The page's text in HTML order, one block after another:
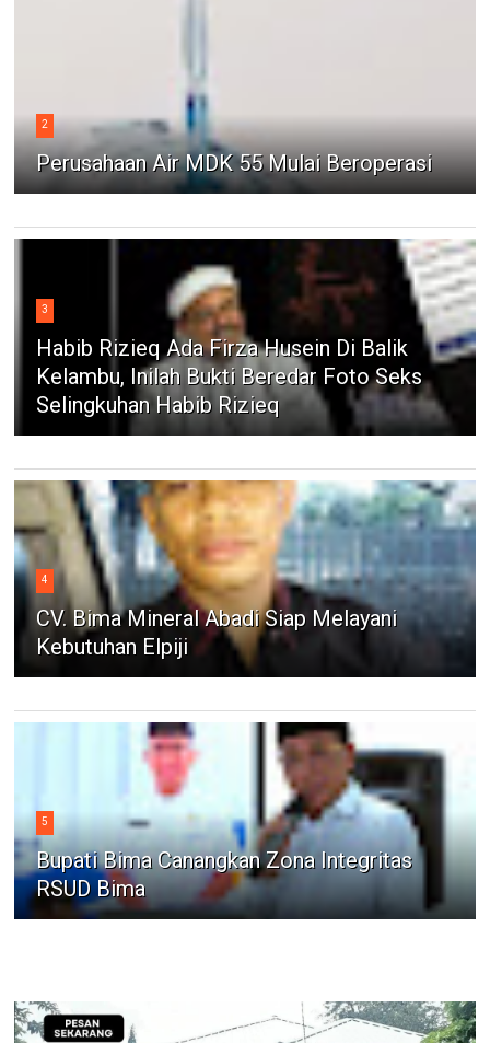
2
Perusahaan Air MDK 55 Mulai Beroperasi
3
Habib Rizieq Ada Firza Husein Di Balik
Kelambu, Inilah Bukti Beredar Foto Seks
Selingkuhan Habib Rizieq
4
CV. Bima Mineral Abadi Siap Melayani
Kebutuhan Elpiji
5
Bupati Bima Canangkan Zona Integritas
RSUD Bima